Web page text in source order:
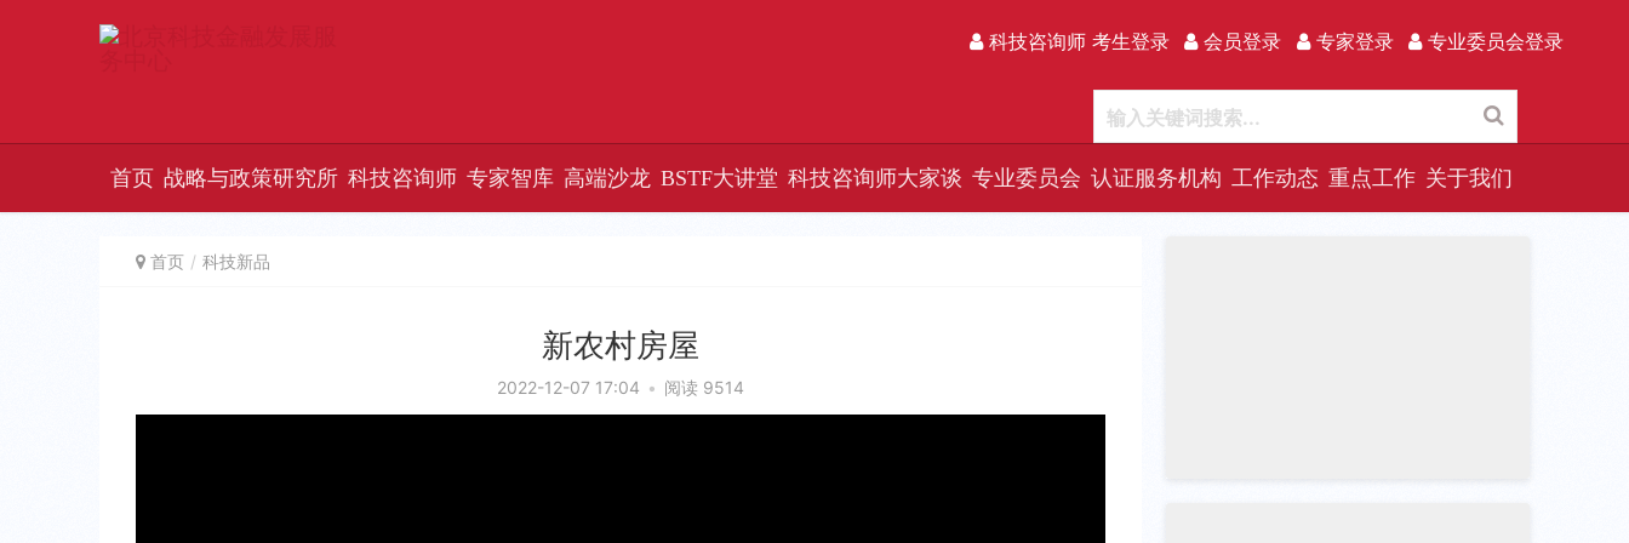
科技咨询师 考生登录 会员登录 专家登录 专业委员会登录
首页 战略与政策研究所 科技咨询师 专家智库 高端沙龙 BSTF大讲堂 科技咨询师大家谈 专业委员会 认证服务机构 工作动态 重点工作 关于我们
首页 科技新品
新农村房屋
2022-12-07 17:04 • 阅读 9514